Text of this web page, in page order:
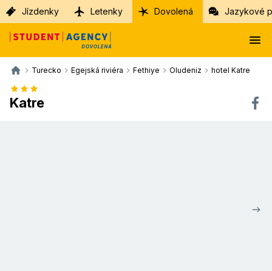
Jízdenky Letenky Dovolená Jazykové
Turecko Egejská riviéra Fethiye Oludeniz hotel Katre
Katre